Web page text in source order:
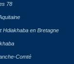
78
Hdiakhaba en Bretagne
Comté